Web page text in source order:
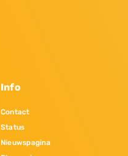
Info
Contact
Status
Nieuwspagina